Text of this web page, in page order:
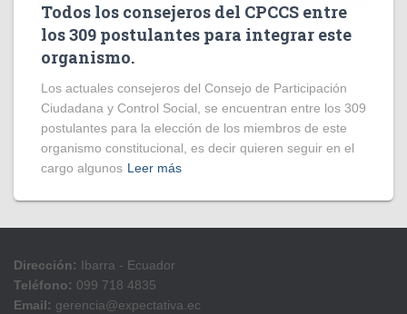
Todos los consejeros del CPCCS entre
los 309 postulantes para integrar este
organismo.
Los actuales consejeros del Consejo de Participación
Ciudadana y Control Social, se encuentran entre los 309
postulantes para la elección de los miembros de este
organismo constitucional, es decir quieren seguir en el
cargo algunos Leer más
Dirección: Ibarra - Ecuador
Teléfono: 099 718 4835
Email: gerencia@expectativa.ec